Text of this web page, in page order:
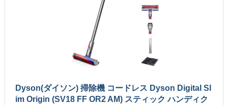
Dyson(ダイソン) 掃除機 コードレス Dyson Digital Sl
im Origin (SV18 FF OR2 AM) スティック ハンディク